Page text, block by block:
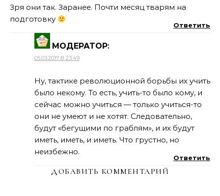
Зря они так. Заранее. Почти месяц тварям на
подготовку
Ответить
МОДЕРАТОР:
05.03.2017 В 23:49
Ну, тактике революционной борьбы их учить
было некому. То есть, учить-то было кому, и
сейчас можно учиться — только учиться-то
они не умеют и не хотят. Следовательно,
будут «бегущими по граблям», и их будут
иметь, иметь, и иметь. Что грустно, но
неизбежно.
Ответить
ДОБАВИТЬ КОММЕНТАРИЙ